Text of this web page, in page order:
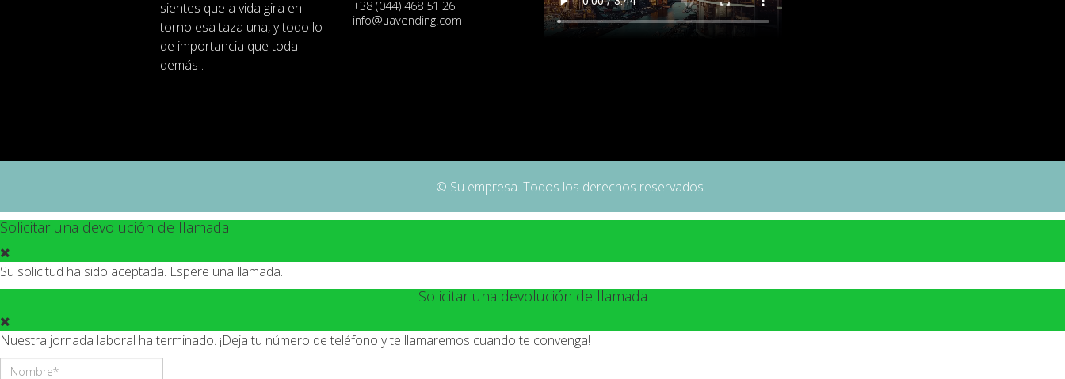
sientes que a vida gira en
torno esa taza una,ytodo lo
de importancia que toda
demás .
+38 (044) 468 51 26
info@uavending.com
© Su empresa. Todos los derechos reservados.
Solicitar una devolución de llamada
Su solicitud ha sido aceptada. Espere una llamada.
Solicitar una devolución de llamada
Nuestra jornada laboral ha terminado. ¡Deja tu número de teléfono y te llamaremos cuando te convenga!